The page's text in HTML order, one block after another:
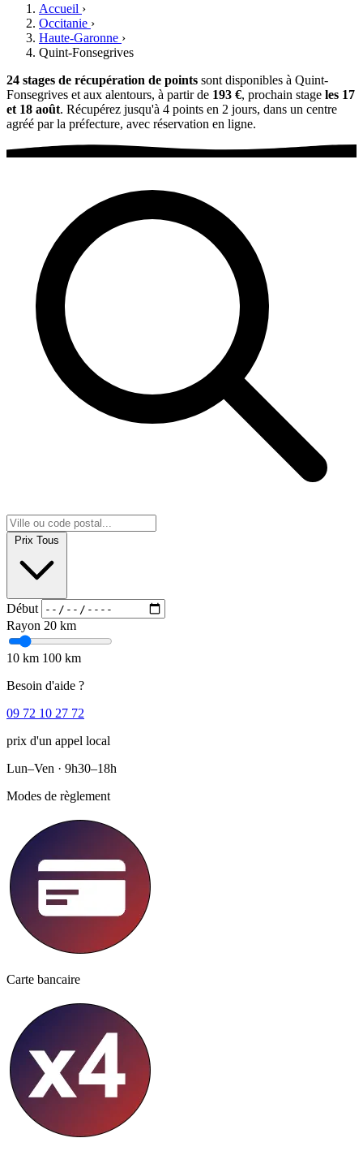
Accueil ›
Occitanie ›
Haute-Garonne ›
Quint-Fonsegrives
24 stages de récupération de points sont disponibles à Quint-
Fonsegrives et aux alentours, à partir de 193 €, prochain stage les 17
et 18 août. Récupérez jusqu'à 4 points en 2 jours, dans un centre
agréé par la préfecture, avec réservation en ligne.
Prix Tous
Début
Rayon 20 km
10 km 100 km
Besoin d'aide ?
09 72 10 27 72
prix d'un appel local
Lun–Ven · 9h30–18h
Modes de règlement
Carte bancaire